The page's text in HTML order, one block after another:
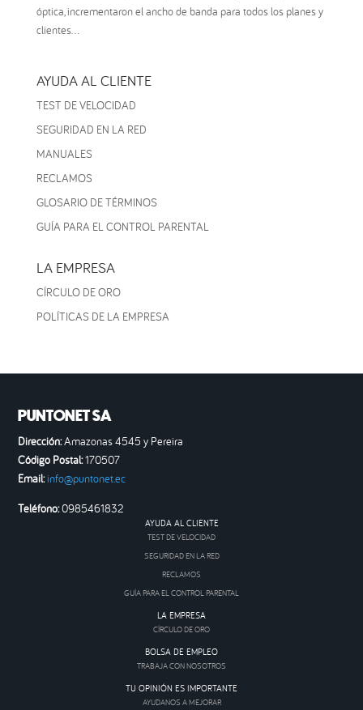
óptica, incrementaron el ancho de banda para todos los planes y
clientes...
AYUDA AL CLIENTE
TEST DE VELOCIDAD
SEGURIDAD EN LA RED
MANUALES
RECLAMOS
GLOSARIO DE TÉRMINOS
GUÍA PARA EL CONTROL PARENTAL
LA EMPRESA
CÍRCULO DE ORO
POLÍTICAS DE LA EMPRESA
PUNTONET SA
Dirección:Amazonas 4545 y Pereira
Código Postal:170507
Email:info@puntonet.ec
Teléfono:0985461832
AYUDA AL CLIENTE
TEST DE VELOCIDAD
SEGURIDAD EN LA RED
RECLAMOS
GUÍA PARA EL CONTROL PARENTAL
LA EMPRESA
CÍRCULO DE ORO
BOLSA DE EMPLEO
TRABAJA CON NOSOTROS
TU OPINIÓN ES IMPORTANTE
AYUDANOS A MEJORAR